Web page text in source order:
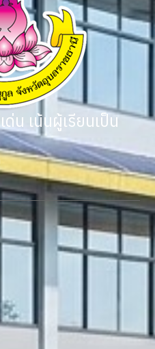
น เน้นผู้เรียนเป็น